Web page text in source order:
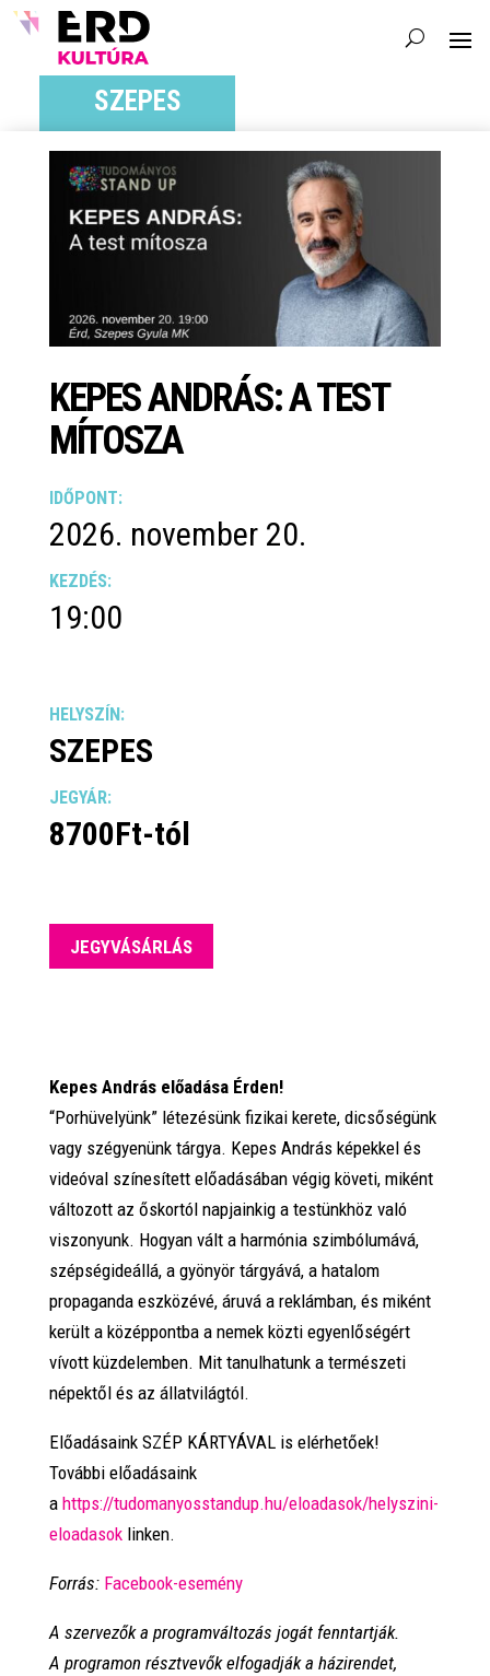
SZEPES
KEPES ANDRÁS: A TEST
MÍTOSZA
IDŐPONT:
2026. november 20.
KEZDÉS:
19:00
HELYSZÍN:
SZEPES
JEGYÁR:
8700Ft-tól
JEGYVÁSÁRLÁS
Kepes András előadása Érden!
“Porhüvelyünk” létezésünk fizikai kerete, dicsőségünk
vagy szégyenünk tárgya. Kepes András képekkel és
videóval színesített előadásában végig követi, miként
változott az őskortól napjainkig a testünkhöz való
viszonyunk. Hogyan vált a harmónia szimbólumává,
szépségideállá, a gyönyör tárgyává, a hatalom
propaganda eszközévé, áruvá a reklámban, és miként
került a középpontba a nemek közti egyenlőségért
vívott küzdelemben. Mit tanulhatunk a természeti
népektől és az állatvilágtól.
Előadásaink SZÉP KÁRTYÁVAL is elérhetőek!
További előadásaink
a https://tudomanyosstandup.hu/eloadasok/helyszini-
eloadasoklinken.
Forrás: Facebook-esemény
A szervezők a programváltozás jogát fenntartják.
A programon résztvevők elfogadják a házirendet,